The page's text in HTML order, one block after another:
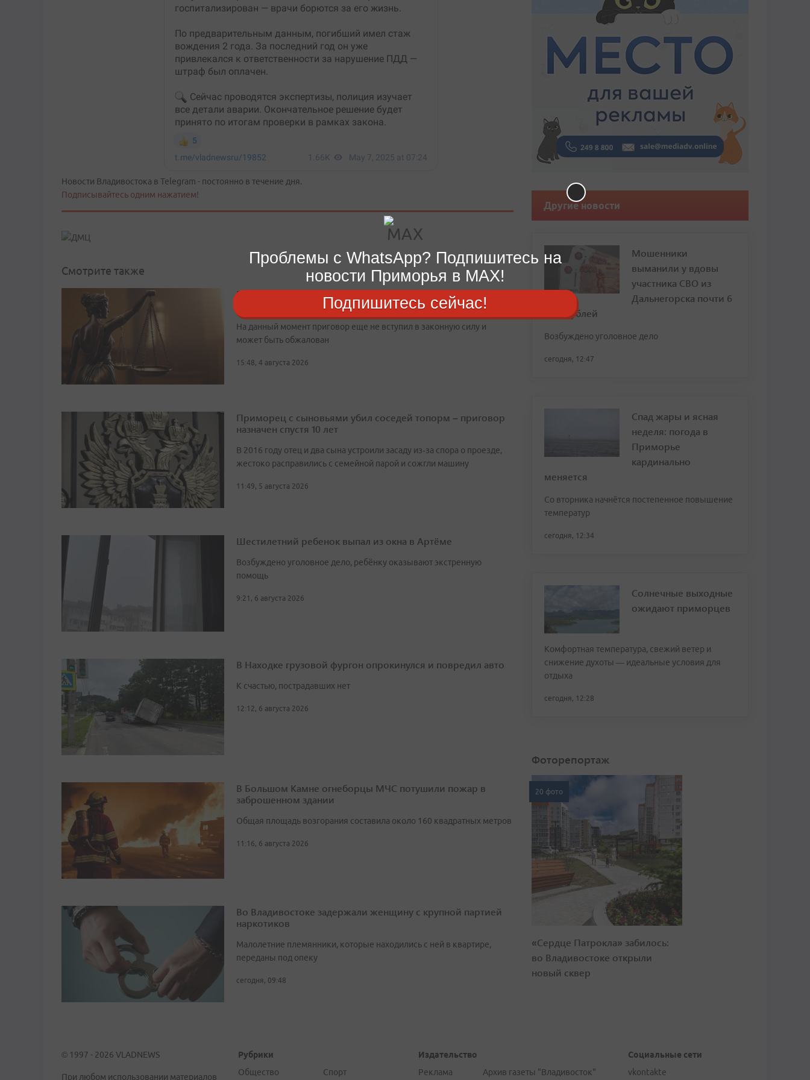
Новости Владивостока в Telegram - постоянно в течение дня.
Подписывайтесь одним нажатием!
Смотрите также
В Приморье вынесли приговор водителю фуры,
устроившему смертельное ДТП
На данный момент приговор еще не вступил в законную силу и
может быть обжалован
15:48, 4 августа 2026
Приморец с сыновьями убил соседей топорм – приговор
назначен спустя 10 лет
В 2016 году отец и два сына устроили засаду из‑за спора о проезде,
жестоко расправились с семейной парой и сожгли машину
11:49, 5 августа 2026
Шестилетний ребенок выпал из окна в Артёме
Возбуждено уголовное дело, ребёнку оказывают экстренную
помощь
9:21, 6 августа 2026
В Находке грузовой фургон опрокинулся и повредил авто
К счастью, пострадавших нет
12:12, 6 августа 2026
В Большом Камне огнеборцы МЧС потушили пожар в
заброшенном здании
Общая площадь возгорания составила около 160 квадратных метров
11:16, 6 августа 2026
Во Владивостоке задержали женщину с крупной партией
наркотиков
Малолетние племянники, которые находились с ней в квартире,
переданы под опеку
сегодня, 09:48
Другие новости
Мошенники
выманили у вдовы
участника СВО из
Дальнегорска почти 6
млн рублей
Возбуждено уголовное дело
сегодня, 12:47
Спад жары и ясная
неделя: погода в
Приморье
кардинально
меняется
Со вторника начнётся постепенное повышение
температур
сегодня, 12:34
Солнечные выходные
ожидают приморцев
Комфортная температура, свежий ветер и
снижение духоты — идеальные условия для
отдыха
сегодня, 12:28
Фоторепортаж
20 фото
«Сердце Патрокла» забилось:
во Владивостоке открыли
новый сквер
© 1997 - 2026 VLADNEWS
При любом использовании материалов
Рубрики
Общество
Спорт
Издательство
Реклама
Архив газеты "Владивосток"
Социальные сети
vkontakte
Проблемы с WhatsApp? Подпишитесь на
новости Приморья в MAX!
Подпишитесь сейчас!